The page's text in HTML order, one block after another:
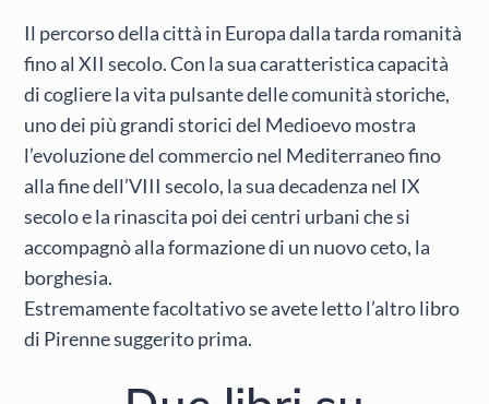
Il percorso della città in Europa dalla tarda romanità
fino al XII secolo. Con la sua caratteristica capacità
di cogliere la vita pulsante delle comunità storiche,
uno dei più grandi storici del Medioevo mostra
l’evoluzione del commercio nel Mediterraneo fino
alla fine dell’VIII secolo, la sua decadenza nel IX
secolo e la rinascita poi dei centri urbani che si
accompagnò alla formazione di un nuovo ceto, la
borghesia.
Estremamente facoltativo se avete letto l’altro libro
di Pirenne suggerito prima.